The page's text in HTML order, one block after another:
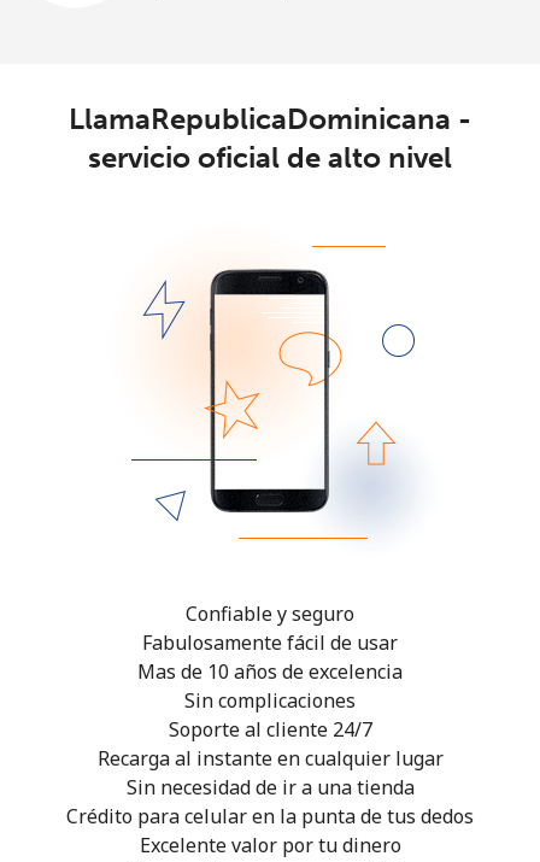
LlamaRepublicaDominicana -
servicio oficial de alto nivel
Confiable y seguro
Fabulosamente fácil de usar
Mas de 10 años de excelencia
Sin complicaciones
Soporte al cliente 24/7
Recarga al instante en cualquier lugar
Sin necesidad de ir a una tienda
Crédito para celular en la punta de tus dedos
Excelente valor por tu dinero